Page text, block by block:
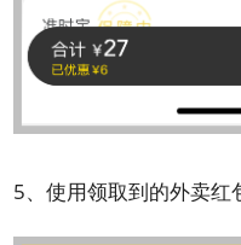
5、使用领取到的外卖红